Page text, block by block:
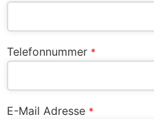
Telefonnummer *
E-Mail Adresse *